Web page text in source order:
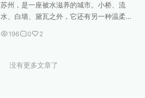
苏州，是一座被水滋养的城市。小桥、流
水、白墙、黛瓦之外，它还有另一种温柔
扬，不喧哗，却像一段慢慢铺开的旧时
俘获的，往往是一碗汤...
196 0 2
没有更多文章了